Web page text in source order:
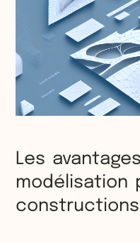
Les
modélisation